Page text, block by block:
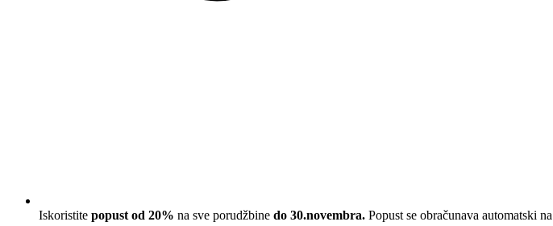
Iskoristite popust od 20% na sve porudžbine do 30.novembra. Popust se obračunava automatski